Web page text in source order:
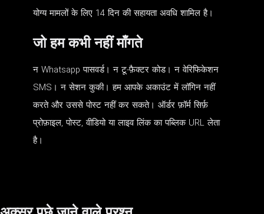
योग्य मामलों के लिए 14 दिन की सहायता अवधि शामिल है।
जो हम कभी नहीं माँगते
न Whatsapp पासवर्ड। न टू-फ़ैक्टर कोड। न वेरिफिकेशन
SMS। न सेशन कुकी। हम आपके अकाउंट में लॉगिन नहीं
करते और उससे पोस्ट नहीं कर सकते। ऑर्डर फ़ॉर्म सिर्फ़
प्रोफ़ाइल, पोस्ट, वीडियो या लाइव लिंक का पब्लिक URL लेता
है।